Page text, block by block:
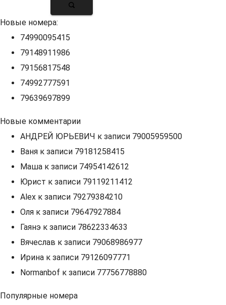
Новые номера:
74990095415
79148911986
79156817548
74992777591
79639697899
Новые комментарии
АНДРЕЙ ЮРЬЕВИЧ к записи 79005959500
Ваня к записи 79181258415
Маша к записи 74954142612
Юрист к записи 79119211412
Alex к записи 79279384210
Оля к записи 79647927884
Гаянэ к записи 78622334633
Вячеслав к записи 79068986977
Ирина к записи 79126097771
Normanbof к записи 77756778880
Популярные номера